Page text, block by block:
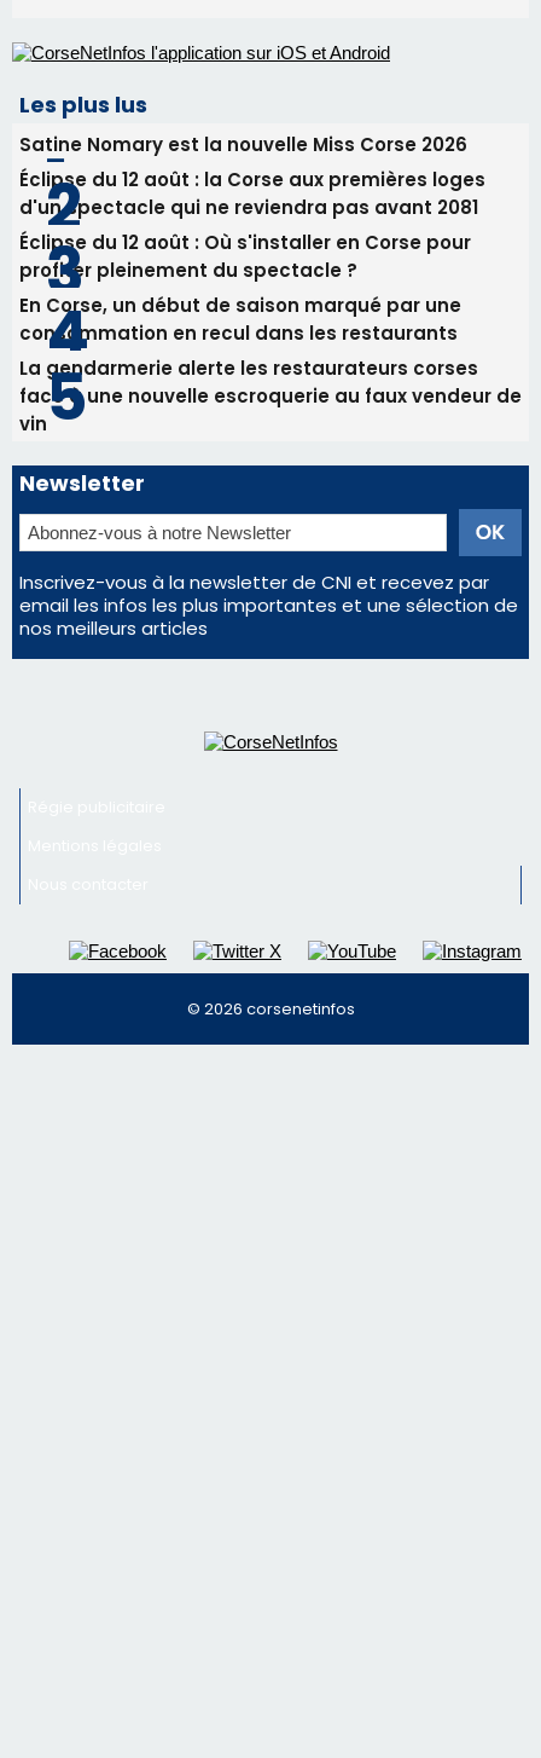
Tennis - Début ce week-end du tournoi du
RCPV
31/07/2026 08:22
82ème anniversaire de la disparition du
Commandant Antoine de Saint Exupery
Les plus lus
Satine Nomary est la nouvelle Miss Corse 2026
Éclipse du 12 août : la Corse aux premières loges
d'un spectacle qui ne reviendra pas avant 2081
Éclipse du 12 août : Où s'installer en Corse pour
profiter pleinement du spectacle ?
En Corse, un début de saison marqué par une
consommation en recul dans les restaurants
La gendarmerie alerte les restaurateurs corses
face à une nouvelle escroquerie au faux vendeur de